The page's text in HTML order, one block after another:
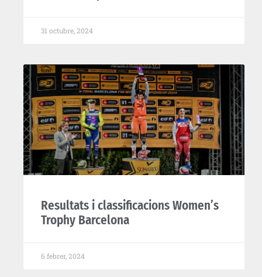
31 octubre, 2024
Resultats i classificacions Women’s
Trophy Barcelona
6 febrer, 2024